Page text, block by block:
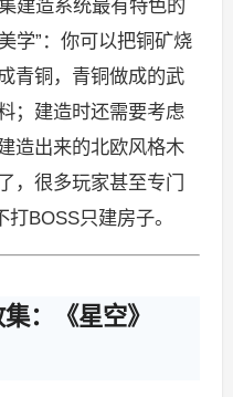
建造系统最有特色的
学”：你可以把铜矿烧
青铜，青铜做成的武
；建造时还需要考虑
造出来的北欧风格木
，很多玩家甚至专门
BOSS只建房子。
：《星空》